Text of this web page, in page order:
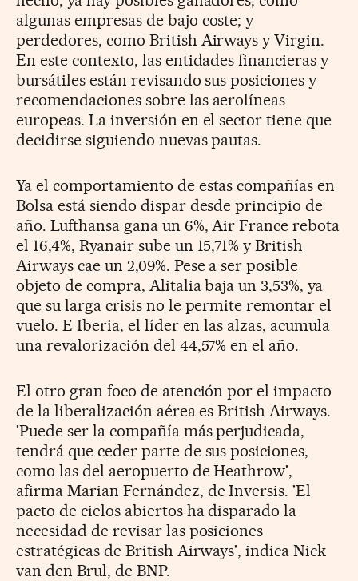
algunas empresas de bajo coste; y
perdedores, como British Airways y Virgin.
En este contexto, las entidades financieras y
bursátiles están revisando sus posiciones y
recomendaciones sobre las aerolíneas
europeas. La inversión en el sector tiene que
decidirse siguiendo nuevas pautas.
Ya el comportamiento de estas compañías en
Bolsa está siendo dispar desde principio de
año. Lufthansa gana un 6%, Air France rebota
el 16,4%, Ryanair sube un 15,71% y British
Airways cae un 2,09%. Pese a ser posible
objeto de compra, Alitalia baja un 3,53%, ya
que su larga crisis no le permite remontar el
vuelo. E Iberia, el líder en las alzas, acumula
una revalorización del 44,57% en el año.
El otro gran foco de atención por el impacto
de la liberalización aérea es British Airways.
'Puede ser la compañía más perjudicada,
tendrá que ceder parte de sus posiciones,
como las del aeropuerto de Heathrow',
afirma Marian Fernández, de Inversis. 'El
pacto de cielos abiertos ha disparado la
necesidad de revisar las posiciones
estratégicas de British Airways', indica Nick
van den Brul, de BNP.